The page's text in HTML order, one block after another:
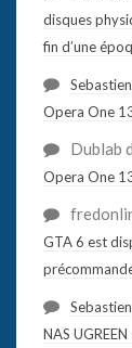
disques
fin d’une
Sebastien
Opera One
Dublab
Opera One
GTA 6 est
Sebastien
NAS